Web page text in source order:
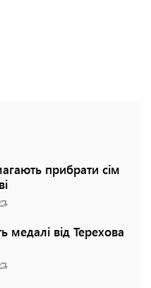
прибрати сім
від Терехова